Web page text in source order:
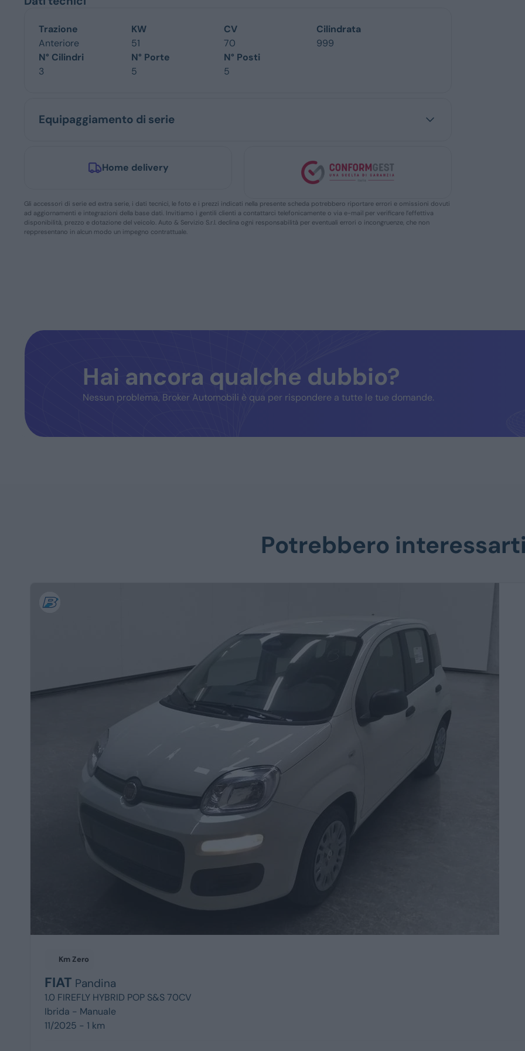
Trazione
Anteriore
KW
51
CV
70
Cilindrata
999
N° Cilindri
3
N° Porte
5
N° Posti
5
Equipaggiamento di serie
Home delivery
Gli accessori di serie ed extra serie, i dati tecnici, le foto e i prezzi indicati nella presente scheda potrebbero riportare errori e omissioni dovuti
ad aggiornamenti e integrazioni della base dati. Invitiamo i gentili clienti a contattarci telefonicamente o via e-mail per verificare l’effettiva
disponibilità, prezzo e dotazione del veicolo. Auto & Servizio S.r.l. declina ogni responsabilità per eventuali errori o incongruenze, che non
reppresentano in alcun modo un impegno contrattuale.
Hai ancora qualche dubbio?
Nessun problema, Broker Automobili è qua per rispondere a tutte le tue domande.
Potrebbero
Km Zero
FIAT Pandina
1.0 FIREFLY HYBRID POP S&S 70CV
Ibrida - Manuale
11/2025 - 1 km